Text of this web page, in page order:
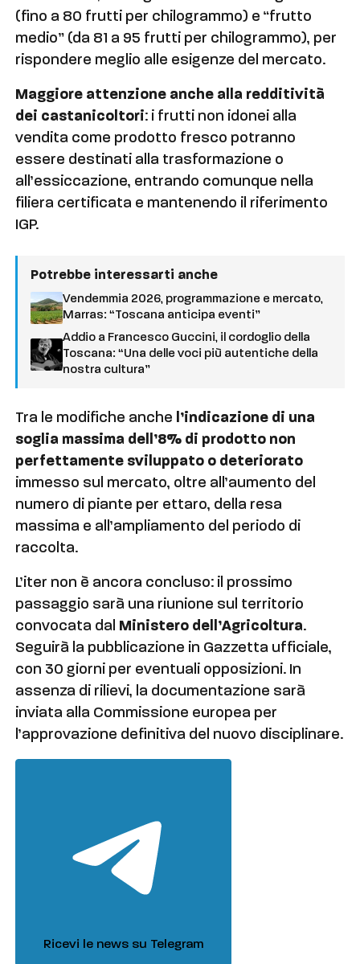
(fino a 80 frutti per chilogrammo) e “frutto
medio” (da 81 a 95 frutti per chilogrammo), per
rispondere meglio alle esigenze del mercato.
Maggiore attenzione anche alla redditività
dei castanicoltori: i frutti non idonei alla
vendita come prodotto fresco potranno
essere destinati alla trasformazione o
all’essiccazione, entrando comunque nella
filiera certificata e mantenendo il riferimento
IGP.
Potrebbe interessarti anche
Vendemmia 2026, programmazione e mercato,
Marras: “Toscana anticipa eventi”
Addio a Francesco Guccini, il cordoglio della
Toscana: “Una delle voci più autentiche della
nostra cultura”
Tra le modifiche anche l’indicazione di una
soglia massima dell’8% di prodotto non
perfettamente sviluppato o deteriorato
immesso sul mercato, oltre all’aumento del
numero di piante per ettaro, della resa
massima e all’ampliamento del periodo di
raccolta.
L’iter non è ancora concluso: il prossimo
passaggio sarà una riunione sul territorio
convocata dal Ministero dell’Agricoltura.
Seguirà la pubblicazione in Gazzetta ufficiale,
con 30 giorni per eventuali opposizioni. In
assenza di rilievi, la documentazione sarà
inviata alla Commissione europea per
l’approvazione definitiva del nuovo disciplinare.
Ricevi le news su Telegram